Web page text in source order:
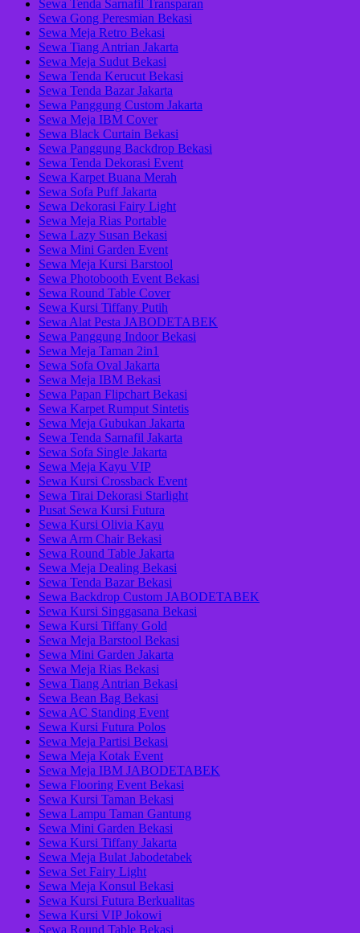
Sewa Tenda Sarnafil Transparan
Sewa Gong Peresmian Bekasi
Sewa Meja Retro Bekasi
Sewa Tiang Antrian Jakarta
Sewa Meja Sudut Bekasi
Sewa Tenda Kerucut Bekasi
Sewa Tenda Bazar Jakarta
Sewa Panggung Custom Jakarta
Sewa Meja IBM Cover
Sewa Black Curtain Bekasi
Sewa Panggung Backdrop Bekasi
Sewa Tenda Dekorasi Event
Sewa Karpet Buana Merah
Sewa Sofa Puff Jakarta
Sewa Dekorasi Fairy Light
Sewa Meja Rias Portable
Sewa Lazy Susan Bekasi
Sewa Mini Garden Event
Sewa Meja Kursi Barstool
Sewa Photobooth Event Bekasi
Sewa Round Table Cover
Sewa Kursi Tiffany Putih
Sewa Alat Pesta JABODETABEK
Sewa Panggung Indoor Bekasi
Sewa Meja Taman 2in1
Sewa Sofa Oval Jakarta
Sewa Meja IBM Bekasi
Sewa Papan Flipchart Bekasi
Sewa Karpet Rumput Sintetis
Sewa Meja Gubukan Jakarta
Sewa Tenda Sarnafil Jakarta
Sewa Sofa Single Jakarta
Sewa Meja Kayu VIP
Sewa Kursi Crossback Event
Sewa Tirai Dekorasi Starlight
Pusat Sewa Kursi Futura
Sewa Kursi Olivia Kayu
Sewa Arm Chair Bekasi
Sewa Round Table Jakarta
Sewa Meja Dealing Bekasi
Sewa Tenda Bazar Bekasi
Sewa Backdrop Custom JABODETABEK
Sewa Kursi Singgasana Bekasi
Sewa Kursi Tiffany Gold
Sewa Meja Barstool Bekasi
Sewa Mini Garden Jakarta
Sewa Meja Rias Bekasi
Sewa Tiang Antrian Bekasi
Sewa Bean Bag Bekasi
Sewa AC Standing Event
Sewa Kursi Futura Polos
Sewa Meja Partisi Bekasi
Sewa Meja Kotak Event
Sewa Meja IBM JABODETABEK
Sewa Flooring Event Bekasi
Sewa Kursi Taman Bekasi
Sewa Lampu Taman Gantung
Sewa Mini Garden Bekasi
Sewa Kursi Tiffany Jakarta
Sewa Meja Bulat Jabodetabek
Sewa Set Fairy Light
Sewa Meja Konsul Bekasi
Sewa Kursi Futura Berkualitas
Sewa Kursi VIP Jokowi
Sewa Round Table Bekasi